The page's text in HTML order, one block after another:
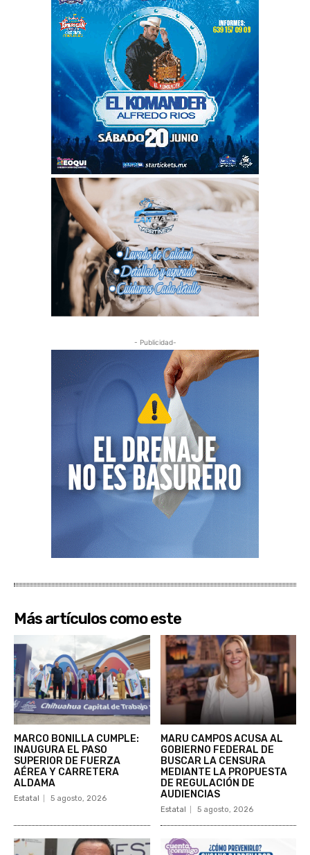
- Publicidad-
Más artículos como este
MARCO BONILLA CUMPLE:
INAUGURA EL PASO
SUPERIOR DE FUERZA
AÉREA Y CARRETERA
ALDAMA
Estatal 5 agosto, 2026
MARU CAMPOS ACUSA AL
GOBIERNO FEDERAL DE
BUSCAR LA CENSURA
MEDIANTE LA PROPUESTA
DE REGULACIÓN DE
AUDIENCIAS
Estatal 5 agosto, 2026